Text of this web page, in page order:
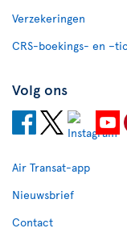
Verzekeringen
CRS-boekings- en
Volg ons
Air Transat-app
Nieuwsbrief
Contact